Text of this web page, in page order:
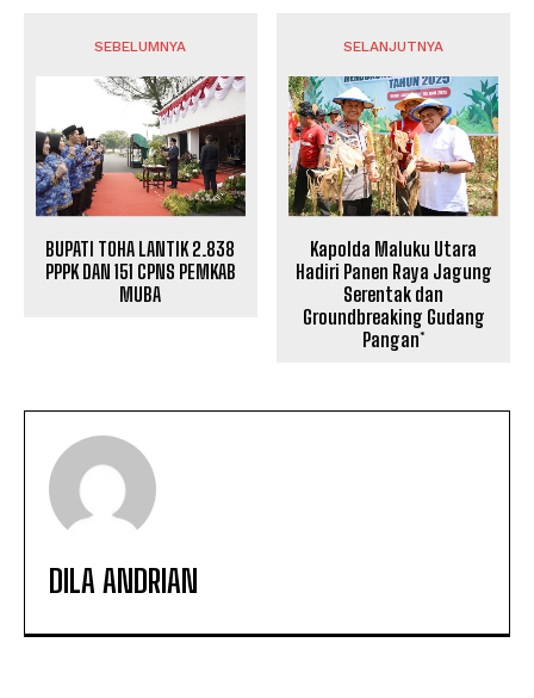
SEBELUMNYA
BUPATI TOHA LANTIK 2.838
PPPK DAN 151 CPNS PEMKAB
MUBA
SELANJUTNYA
Kapolda Maluku Utara
Hadiri Panen Raya Jagung
Serentak dan
Groundbreaking Gudang
Pangan*
DILA ANDRIAN